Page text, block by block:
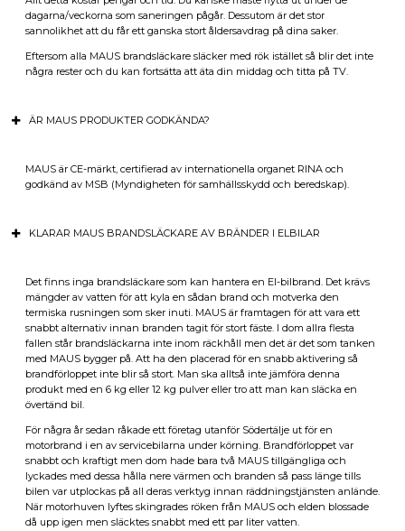
dagarna/veckorna som saneringen pågår. Dessutom är det stor
sannolikhet att du får ett ganska stort åldersavdrag på dina saker.
Eftersom alla MAUS brandsläckare släcker med rök istället så blir det inte
några rester och du kan fortsätta att äta din middag och titta på TV.
ÄR MAUS PRODUKTER GODKÄNDA?
MAUS är CE-märkt, certifierad av internationella organet RINA och
godkänd av MSB (Myndigheten för samhällsskydd och beredskap).
KLARAR MAUS BRANDSLÄCKARE AV BRÄNDER I ELBILAR
Det finns inga brandsläckare som kan hantera en El-bilbrand. Det krävs
mängder av vatten för att kyla en sådan brand och motverka den
termiska rusningen som sker inuti. MAUS är framtagen för att vara ett
snabbt alternativ innan branden tagit för stort fäste. I dom allra flesta
fallen står brandsläckarna inte inom räckhåll men det är det som tanken
med MAUS bygger på. Att ha den placerad för en snabb aktivering så
brandförloppet inte blir så stort. Man ska alltså inte jämföra denna
produkt med en 6 kg eller 12 kg pulver eller tro att man kan släcka en
övertänd bil.
För några år sedan råkade ett företag utanför Södertälje ut för en
motorbrand i en av servicebilarna under körning. Brandförloppet var
snabbt och kraftigt men dom hade bara två MAUS tillgängliga och
lyckades med dessa hålla nere värmen och branden så pass länge tills
bilen var utplockas på all deras verktyg innan räddningstjänsten anlände.
När motorhuven lyftes skingrades röken från MAUS och elden blossade
då upp igen men släcktes snabbt med ett par liter vatten.